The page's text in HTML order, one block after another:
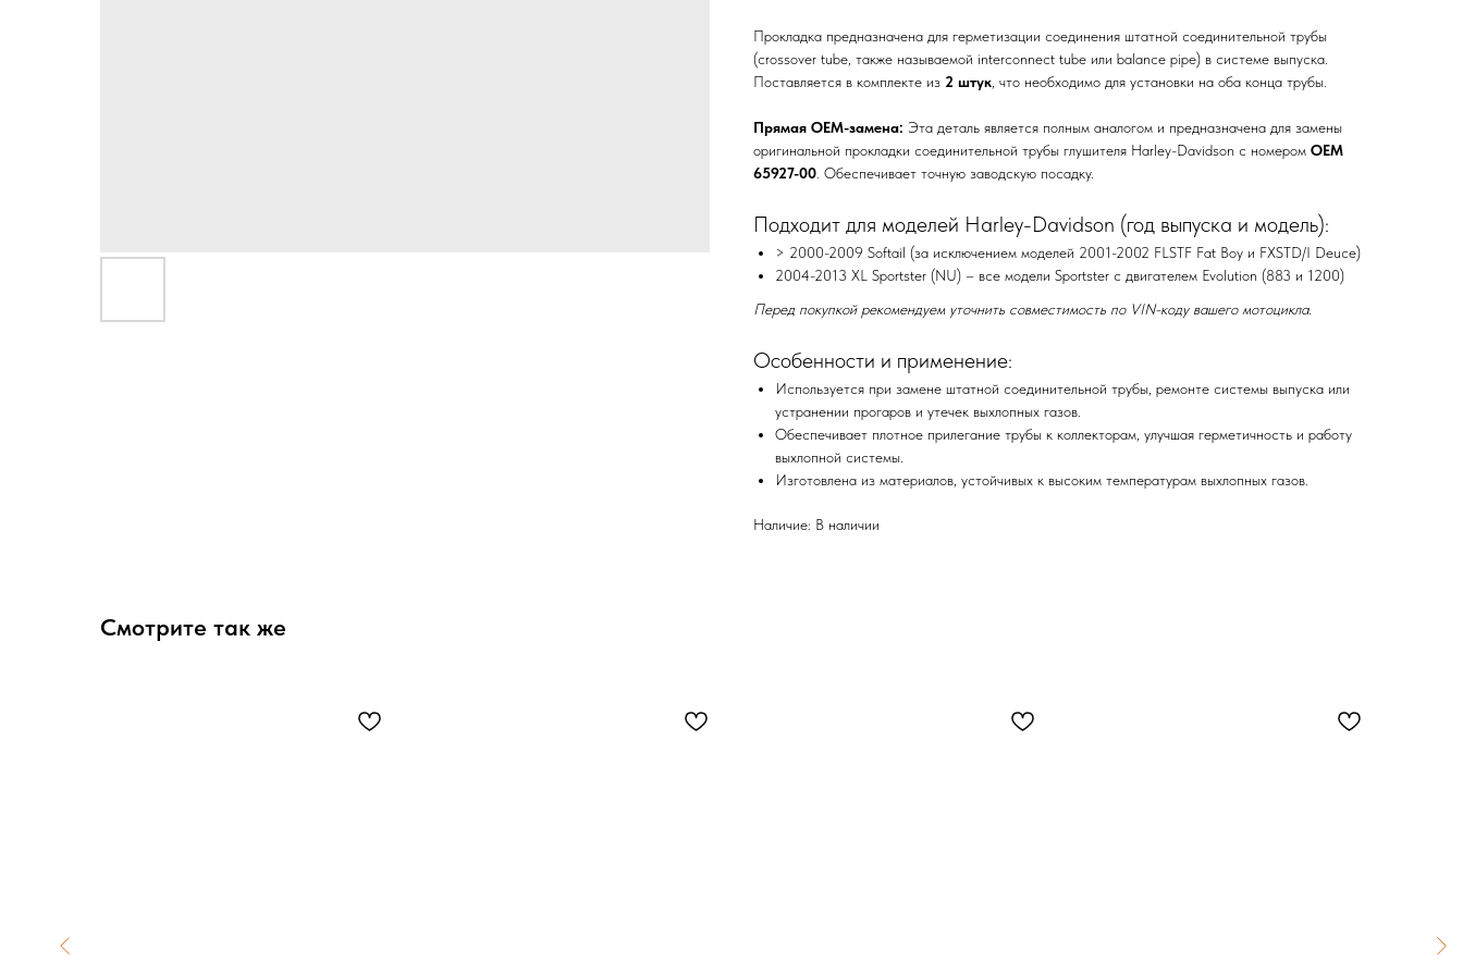
Прокладка предназначена для герметизации соединения штатной соединительной трубы
(crossover tube, также называемой interconnect tube или balance pipe) в системе выпуска.
Поставляется в комплекте из 2 штук , что необходимо для установки на оба конца трубы.
Прямая OEM-замена: Эта деталь является полным аналогом и предназначена для замены
оригинальной прокладки соединительной трубы глушителя Harley-Davidson с номером OEM
65927-00 . Обеспечивает точную заводскую посадку.
Подходит для моделей Harley-Davidson (год выпуска и модель):
> 2000-2009 Softail (за исключением моделей 2001-2002 FLSTF Fat Boy и FXSTD/I Deuce)
2004-2013 XL Sportster (NU) – все модели Sportster с двигателем Evolution (883 и 1200)
Перед покупкой рекомендуем уточнить совместимость по VIN-коду вашего мотоцикла.
Особенности и применение:
Используется при замене штатной соединительной трубы, ремонте системы выпуска или
устранении прогаров и утечек выхлопных газов.
Обеспечивает плотное прилегание трубы к коллекторам, улучшая герметичность и работу
выхлопной системы.
Изготовлена из материалов, устойчивых к высоким температурам выхлопных газов.
Наличие: В наличии
Смотрите так же